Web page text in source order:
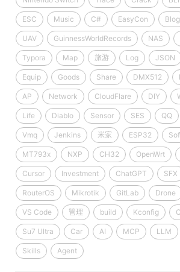
ESC Music C# EasyCon Blog
UAV GuinnessWorldRecords NAS
Typora Map 旅游 Log JSON
Equip Goods Share DMX512
AP Network CloudFlare DIY
Life Diablo Sensor SES QQ
Vmq Jenkins 米家 ESP32
MT793x NXP CH32 OpenWrt
Cursor Investment ChatGPT SFX
RouterOS Mikrotik GitLab Drone
VS Code 管理 build Kconfig
Su7 Ultra Car AI MCP LLM
Skills Agent